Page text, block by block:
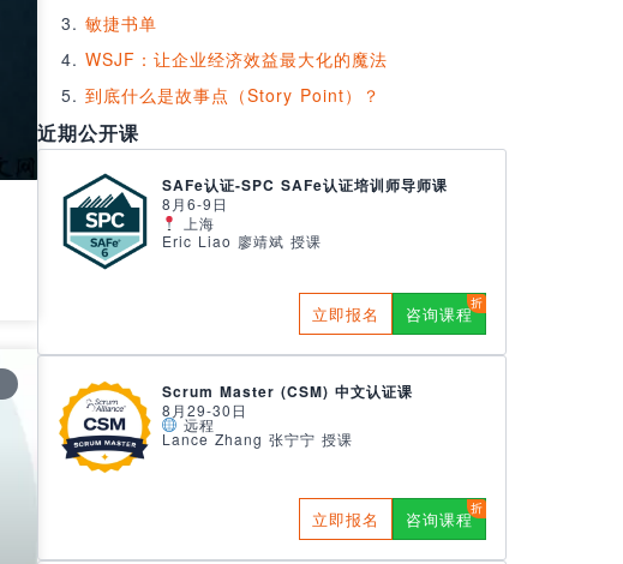
敏捷书单
WSJF：让企业经济效益最大化的魔法
到底什么是故事点（Story Point）？
近期公开课
SAFe认证-SPC SAFe认证培训师导师课
8月6-9日
上海
Eric Liao 廖靖斌 授课
立即报名 咨询课程
Scrum Master (CSM) 中文认证课
8月29-30日
远程
Lance Zhang 张宁宁 授课
立即报名 咨询课程